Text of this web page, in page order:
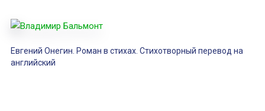
Eвгений Онегин. Роман в стихах. Стихотворный перевод на
английский